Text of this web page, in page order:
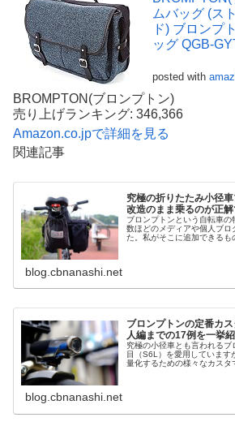
ムバッグ (ス
ド) ブロンプ
ッグ QGB-
posted with
BROMPTON(ブロンプトン)
売り上げランキング: 346,366
Amazon.co.jpで詳細を見る
関連記事
究極の折りたたみ小径
改造のまま乗るのが正解
ブロンプトンという自転車
数ほどのメディアや個人ブロ
た。私がそこに追加できる
blog.cbnanashi.net
ブロンプトンの定番カ
人編までの17例を一挙
究極の小径車とも言われる
目（S6L）を愛用しています
量化するための様々なカスタ
blog.cbnanashi.net